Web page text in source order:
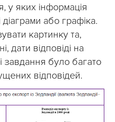
у яких інформація
або графіка.
картинку та,
дати відповіді на
завдання було багато
відповідей.